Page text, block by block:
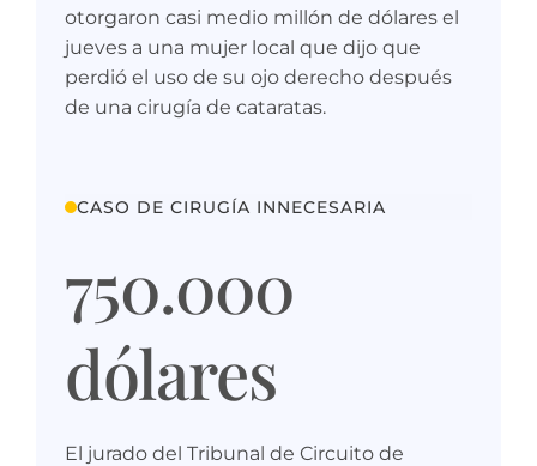
otorgaron casi medio millón de dólares el
jueves a una mujer local que dijo que
perdió el uso de su ojo derecho después
de una cirugía de cataratas.
CASO DE CIRUGÍA INNECESARIA
750.000
dólares
El jurado del Tribunal de Circuito de